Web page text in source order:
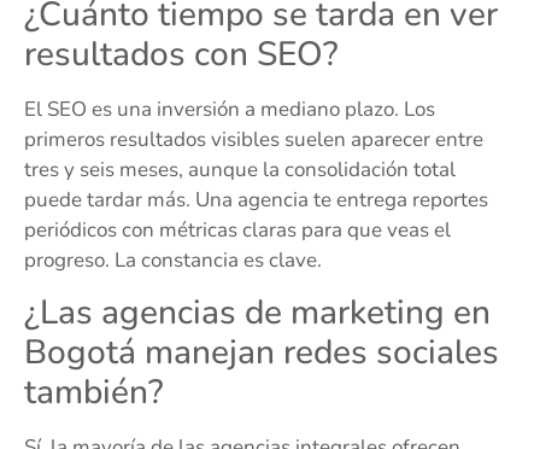
¿Cuánto tiempo se tarda en ver
resultados con SEO?
El SEO es una inversión a mediano plazo. Los
primeros resultados visibles suelen aparecer entre
tres y seis meses, aunque la consolidación total
puede tardar más. Una agencia te entrega reportes
periódicos con métricas claras para que veas el
progreso. La constancia es clave.
¿Las agencias de marketing en
Bogotá manejan redes sociales
también?